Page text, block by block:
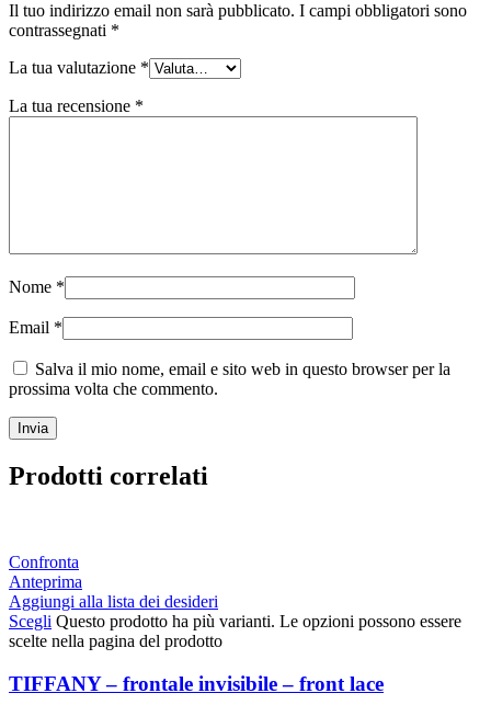
Il tuo indirizzo email non sarà pubblicato. I campi obbligatori sono
contrassegnati *
La tua valutazione *
La tua recensione *
Nome *
Email *
Salva il mio nome, email e sito web in questo browser per la
prossima volta che commento.
Prodotti correlati
Confronta
Anteprima
Aggiungi alla lista dei desideri
Scegli Questo prodotto ha più varianti. Le opzioni possono essere
scelte nella pagina del prodotto
TIFFANY – frontale invisibile – front lace